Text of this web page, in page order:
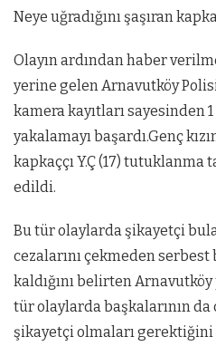
Neye uğradığını şaşıran
Olayın ardından haber
yerine gelen Arnavutköy
kamera kayıtları sayesinden
yakalamayı başardı.Genç
kapkaççı Y.Ç (17)
edildi.
Bu tür olaylarda şikayetçi
cezalarını çekmeden serbest
kaldığını belirten
tür olaylarda başkalarının da
şikayetçi olmaları